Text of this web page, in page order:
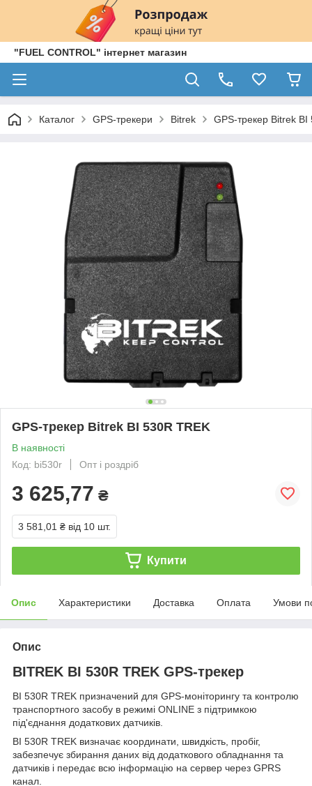
"FUEL CONTROL" інтернет магазин
Каталог GPS-трекери Bitrek GPS-трекер Bitrek BI
GPS-трекер Bitrek BI 530R TREK
В наявності
Код: bi530r
Опт і роздріб
3 625,77 ₴
3 581,01 ₴ від 10 шт.
Купити
Опис Характеристики Доставка Оплата Умови
Опис
BITREK BI 530R TREK GPS-трекер
BI 530R TREK призначений для GPS-моніторингу та контролю
транспортного засобу в режимі ONLINE з підтримкою
під'єднання додаткових датчиків.
BI 530R TREK визначає координати, швидкість, пробіг,
забезпечує збирання даних від додаткового обладнання та
датчиків і передає всю інформацію на сервер через GPRS
канал.